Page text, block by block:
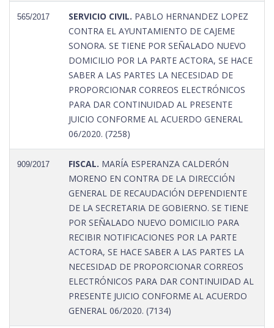
565/2017 SERVICIO CIVIL. PABLO HERNANDEZ LOPEZ
CONTRA EL AYUNTAMIENTO DE CAJEME
SONORA. SE TIENE POR SEÑALADO NUEVO
DOMICILIO POR LA PARTE ACTORA, SE HACE
SABER A LAS PARTES LA NECESIDAD DE
PROPORCIONAR CORREOS ELECTRÓNICOS
PARA DAR CONTINUIDAD AL PRESENTE
JUICIO CONFORME AL ACUERDO GENERAL
06/2020. (7258)
909/2017 FISCAL. MARÍA ESPERANZA CALDERÓN
MORENO EN CONTRA DE LA DIRECCIÓN
GENERAL DE RECAUDACIÓN DEPENDIENTE
DE LA SECRETARIA DE GOBIERNO. SE TIENE
POR SEÑALADO NUEVO DOMICILIO PARA
RECIBIR NOTIFICACIONES POR LA PARTE
ACTORA, SE HACE SABER A LAS PARTES LA
NECESIDAD DE PROPORCIONAR CORREOS
ELECTRÓNICOS PARA DAR CONTINUIDAD AL
PRESENTE JUICIO CONFORME AL ACUERDO
GENERAL 06/2020. (7134)